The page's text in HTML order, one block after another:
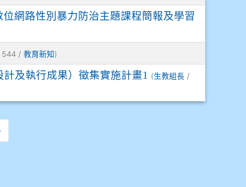
網路性別暴力防治主題課程簡報及學習
544 /教育新知 )
計及執行成果）徵集實施計畫1 (生教組長 /